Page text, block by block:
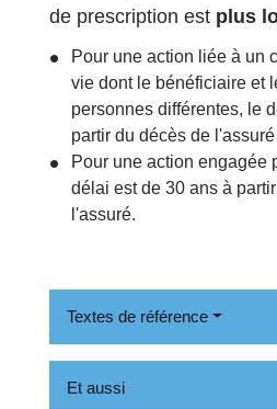
de prescription est plus
Pour une action liée à un
vie dont le bénéficiaire et
personnes différentes, le
partir du décès de l'assuré
Pour une action engagée
délai est de 30 ans à
l'assuré.
Textes de référence
Et aussi